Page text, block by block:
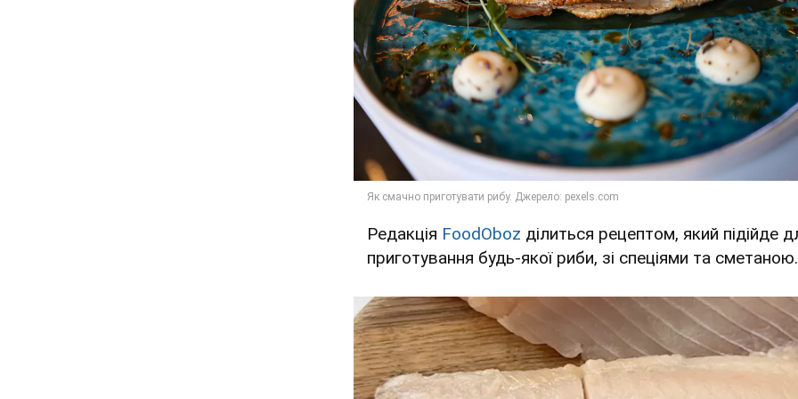
Редакція FoodOboz ділиться рецептом, який підійде
приготування будь-якої риби, зі спеціями та сметаною.